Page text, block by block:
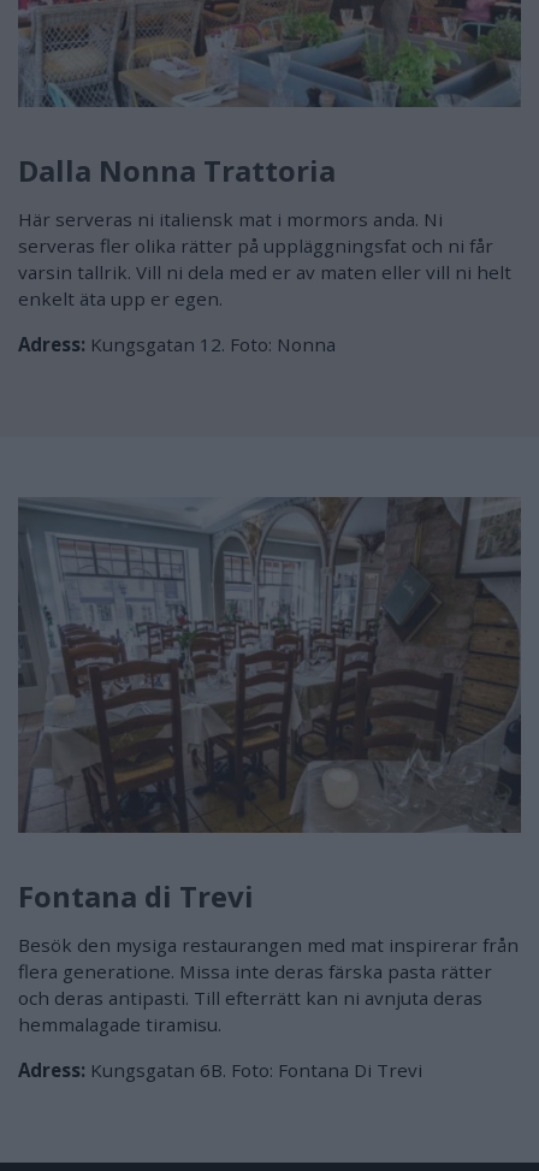
Dalla Nonna Trattoria
Här serveras ni italiensk mat i mormors anda. Ni
serveras fler olika rätter på uppläggningsfat och ni får
varsin tallrik. Vill ni dela med er av maten eller vill ni helt
enkelt äta upp er egen.
Adress: Kungsgatan 12. Foto: Nonna
Fontana di Trevi
Besök den mysiga restaurangen med mat inspirerar från
flera generatione. Missa inte deras färska pasta rätter
och deras antipasti. Till efterrätt kan ni avnjuta deras
hemmalagade tiramisu.
Adress: Kungsgatan 6B. Foto: Fontana Di Trevi